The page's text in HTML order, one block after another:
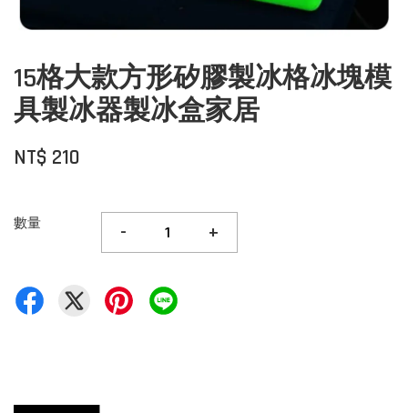
15格大款方形矽膠製冰格冰塊模
具製冰器製冰盒家居
NT$ 210
數量 - +